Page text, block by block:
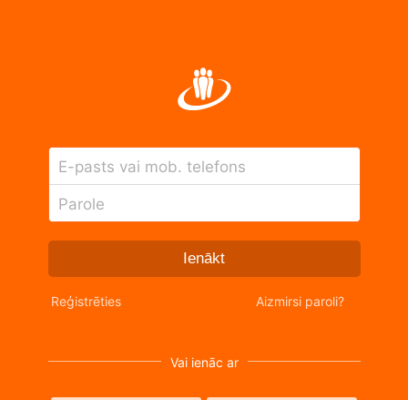
E-pasts vai mob. telefons
Parole
Ienākt
Reģistrēties Aizmirsi paroli?
Vai ienāc ar